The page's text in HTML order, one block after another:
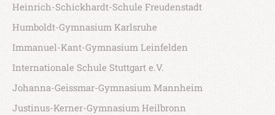
Heinrich-Schickhardt-Schule Freudenstadt
Humboldt-Gymnasium Karlsruhe
Immanuel-Kant-Gymnasium Leinfelden
Internationale Schule Stuttgart e.V.
Johanna-Geissmar-Gymnasium Mannheim
Justinus-Kerner-Gymnasium Heilbronn